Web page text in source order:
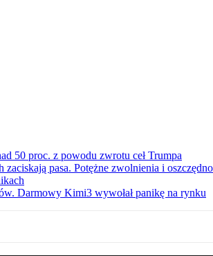
50 proc. z powodu zwrotu ceł Trumpa
pasa. Potężne zwolnienia i
Darmowy Kimi3 wywołał panikę na rynku